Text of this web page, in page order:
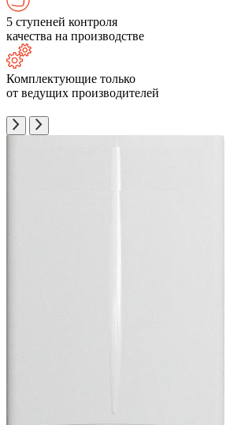
5 ступеней контроля
качества на производстве
Комплектующие только
от ведущих производителей